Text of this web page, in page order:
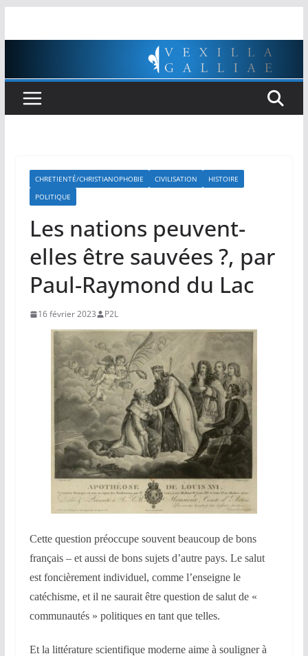
CHRETIENTÉ/CHRISTIANOPHOBIE CIVILISATION
HISTOIRE
POLITIQUE
Les nations peuvent-
elles être sauvées ?, par
Paul-Raymond du Lac
16 février 2023 P2L
Cette question préoccupe souvent beaucoup de bons
français – et aussi de bons sujets d’autre pays. Le salut
est foncièrement individuel, comme l’enseigne le
catéchisme, et il ne saurait être question de salut de «
communautés » politiques en tant que telles.
Et la littérature scientifique moderne aime à souligner à